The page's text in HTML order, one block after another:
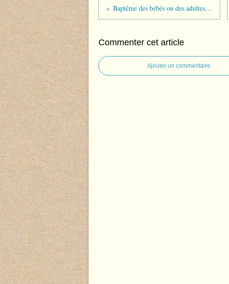
Baptême des bébés ou des adultes convertis ?
Commenter cet article
Ajouter un commentaire